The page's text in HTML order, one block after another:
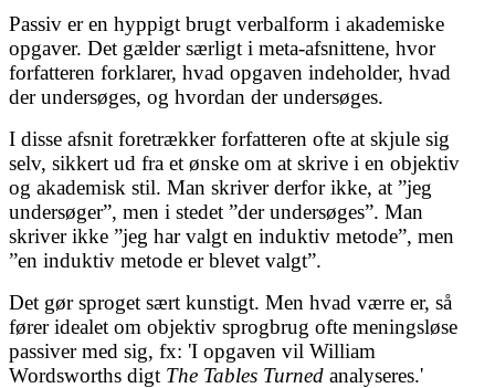
Passiv er en hyppigt brugt verbalform i akademiske
opgaver. Det gælder særligt i meta-afsnittene, hvor
forfatteren forklarer, hvad opgaven indeholder, hvad
der undersøges, og hvordan der undersøges.
I disse afsnit foretrækker forfatteren ofte at skjule sig
selv, sikkert ud fra et ønske om at skrive i en objektiv
og akademisk stil. Man skriver derfor ikke, at ”jeg
undersøger”, men i stedet ”der undersøges”. Man
skriver ikke ”jeg har valgt en induktiv metode”, men
”en induktiv metode er blevet valgt”.
Det gør sproget sært kunstigt. Men hvad værre er, så
fører idealet om objektiv sprogbrug ofte meningsløse
passiver med sig, fx: 'I opgaven vil William
Wordsworths digt The Tables Turned analyseres.'